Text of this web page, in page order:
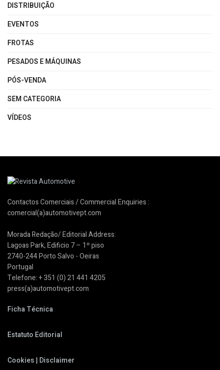
DISTRIBUIÇÃO
EVENTOS
FROTAS
PESADOS E MÁQUINAS
PÓS-VENDA
SEM CATEGORIA
VÍDEOS
Contactos Comerciais / Commercial Enquiries :
comercial(a)automotivept.com
Morada Redação/ Editorial Address:
Lagoas Park, Edificio 7 – 1º piso
2740-244 Porto Salvo - Oeiras
Portugal
Telefone: + 351 (0) 21 441 4205
press(a)automotivept.com
Ficha Técnica
Estatuto Editorial
Cookies | Disclaimer